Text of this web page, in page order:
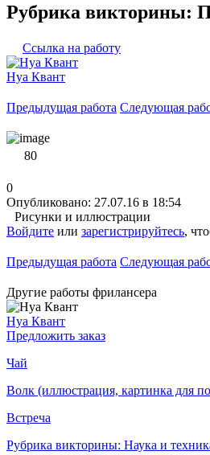
Рубрика викторины:
Ссылка на работу
Нуа Квант
Предыдущая работа Следующая
80
0
Опубликовано: 27.07.16 в 18:54
Рисунки и иллюстрации
Войдите или зарегистрируйтесь,
Предыдущая работа Следующая
Другие работы фрилансера
Нуа Квант
Предложить заказ
Чай
Волк (иллюстрация, картинка для
Встреча
Рубрика викторины: Наука и